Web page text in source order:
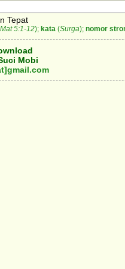
Tepat
Mat 5:1-12); kata (Surga); nomor
Mobi